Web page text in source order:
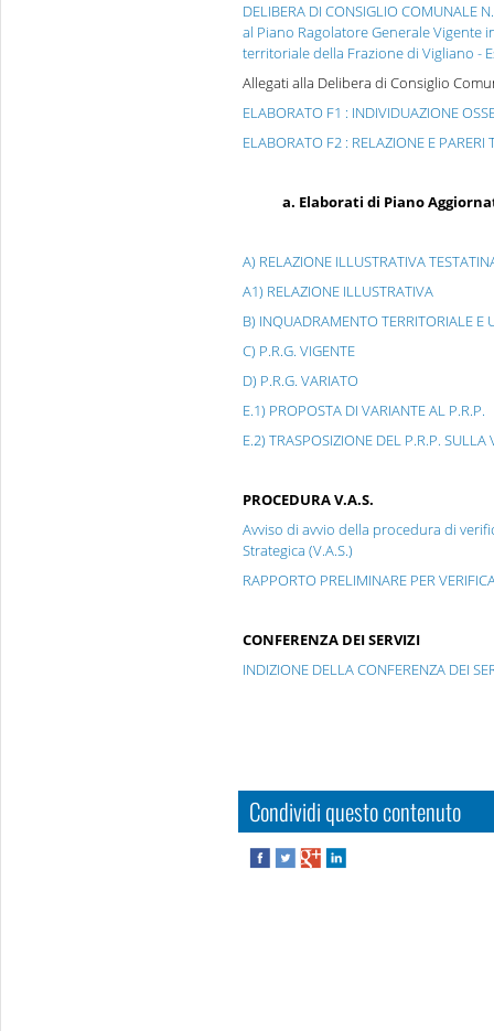
DELIBERA DI CONSIGLIO COMUNALE
al Piano Ragolatore Generale Vigente
territoriale della Frazione di Vigliano -
Allegati alla Delibera di Consiglio
ELABORATO F1 : INDIVIDUAZIONE
ELABORATO F2 : RELAZIONE E PARERI
a. Elaborati di Piano Aggiornati
A) RELAZIONE ILLUSTRATIVA
A1) RELAZIONE ILLUSTRATIVA
B) INQUADRAMENTO TERRITORIALE E
C) P.R.G. VIGENTE
D) P.R.G. VARIATO
E.1) PROPOSTA DI VARIANTE AL P.R.P.
E.2) TRASPOSIZIONE DEL P.R.P. SULLA
PROCEDURA V.A.S.
Avviso di avvio della procedura di
Strategica (V.A.S.)
RAPPORTO PRELIMINARE PER
CONFERENZA DEI SERVIZI
INDIZIONE DELLA CONFERENZA DEI
Condividi questo contenuto